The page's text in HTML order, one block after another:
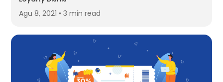
Agu 8, 2021 • 3 min read